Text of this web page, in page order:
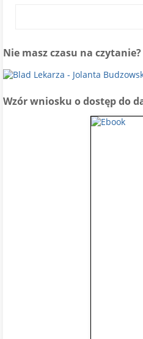
Nie masz czasu na
Wzór wniosku o dostęp do